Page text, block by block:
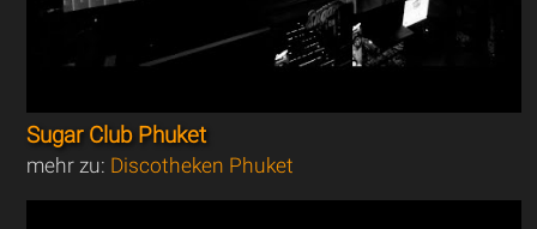
Sugar Club Phuket
mehr zu: Discotheken Phuket